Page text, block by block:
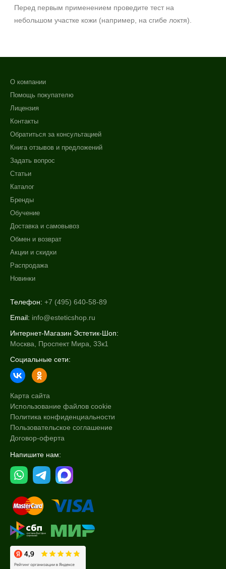
Перед первым применением проведите тест на
небольшом участке кожи (например, на сгибе локтя).
О компании
Помощь покупателю
Лицензия
Контакты
Обратиться за консультацией
Книга отзывов и предложений
Задать вопрос
Статьи
Каталог
Бренды
Обучение
Доставка и самовывоз
Обмен и возврат
Акции и скидки
Распродажа
Новинки
Телефон: +7 (495) 640-58-89
Email: info@esteticshop.ru
Интернет-Магазин Эстетик-Шоп:
Москва, Проспект Мира, 33к1
Социальные сети:
Карта сайта
Использование файлов cookie
Политика конфиденциальности
Пользовательское соглашение
Договор-оферта
Напишите нам: